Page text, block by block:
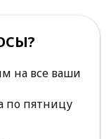
на все ваши
по пятницу